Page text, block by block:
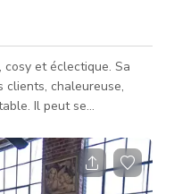
et éclectique. Sa
clients, chaleureuse,
Il peut se
d’un patio en
travailler
(Atlanta) passer.